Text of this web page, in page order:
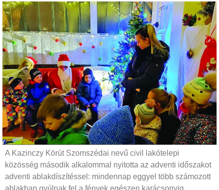
A Kazinczy Körút Szomszédai nevű civil lakótelepi
közösség második alkalommal nyitotta az adventi időszakot
adventi ablakdíszítéssel: mindennap eggyel több számozott
ablakban gyúlnak fel a fények egészen karácsonyig.